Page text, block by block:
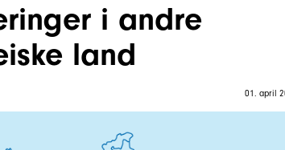
i andre
land
01. april